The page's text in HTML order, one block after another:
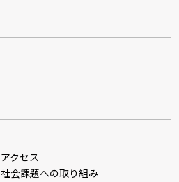
アクセス
社会課題への取り組み